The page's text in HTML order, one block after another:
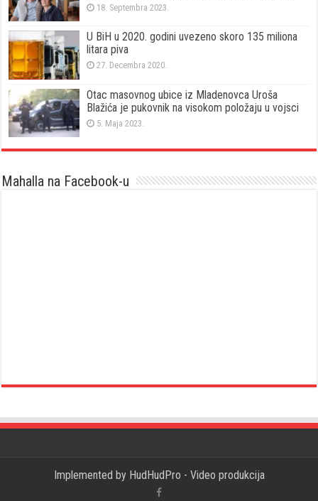
18. Septembra 2023.
U BiH u 2020. godini uvezeno skoro 135 miliona
litara piva
27. Decembra 2020.
Otac masovnog ubice iz Mladenovca Uroša
Blažića je pukovnik na visokom položaju u vojsci
5. Maja 2023.
Mahalla na Facebook-u
Implemented by HudHudPro - Video produkcija